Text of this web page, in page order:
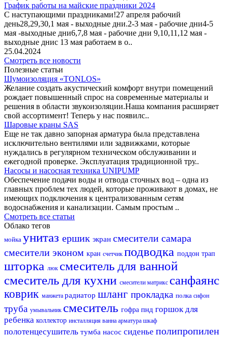
График работы на майские праздники 2024
С наступающими праздниками!27 апреля рабочий
день28,29,30,1 мая - выходные дни.2-3 мая - рабочие дни4-5
мая -выходные дни6,7,8 мая - рабочие дни 9,10,11,12 мая -
выходные днис 13 мая работаем в о..
25.04.2024
Смотреть все новости
Полезные статьи
Шумоизоляция «TONLOS»
Желание создать акустический комфорт внутри помещений
рождает повышенный спрос на современные материалы и
решения в области звукоизоляции.Наша компания расширяет
свой ассортимент! Теперь у нас появилс..
Шаровые краны SAS
Еще не так давно запорная арматура была представлена
исключительно вентилями или задвижками, которые
нуждались в регулярном техническом обслуживании и
ежегодной проверке. Эксплуатация традиционной тру..
Насосы и насосная техника UNIPUMP
Обеспечение подачи воды и отвода сточных вод – одна из
главных проблем тех людей, которые проживают в домах, не
имеющих подключения к централизованным сетям
водоснабжения и канализации. Самым простым ..
Смотреть все статьи
Облако тегов
мойка унитаз ершик экран смесители самара
смесители эконом кран счетчик подводка поддон трап
шторка люк смеситель для ванной
смеситель для кухни смесители матрикс санфаянс
коврик манжета радиатор шланг прокладка полка сифон
труба умывальник смеситель гофра пнд горшок для
ребенка коллектор инсталляция ванна арматура шкаф
полотенцесушитель тумба насос сиденье полипропилен